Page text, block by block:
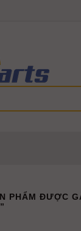
PHẨM ĐƯỢC